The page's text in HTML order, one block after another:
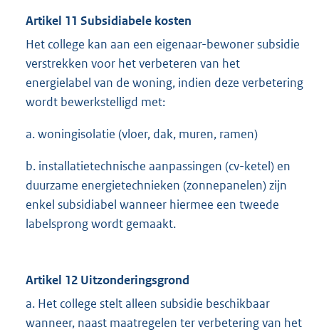
Artikel 11 Subsidiabele kosten
Het college kan aan een eigenaar-bewoner subsidie
verstrekken voor het verbeteren van het
energielabel van de woning, indien deze verbetering
wordt bewerkstelligd met:
a. woningisolatie (vloer, dak, muren, ramen)
b. installatietechnische aanpassingen (cv-ketel) en
duurzame energietechnieken (zonnepanelen) zijn
enkel subsidiabel wanneer hiermee een tweede
labelsprong wordt gemaakt.
Artikel 12 Uitzonderingsgrond
a. Het college stelt alleen subsidie beschikbaar
wanneer, naast maatregelen ter verbetering van het